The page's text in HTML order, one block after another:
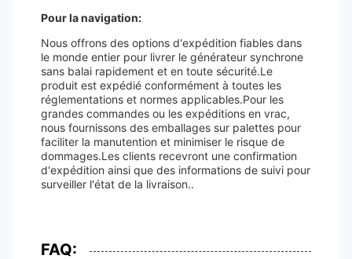
Pour la navigation:
Nous offrons des options d'expédition fiables dans
le monde entier pour livrer le générateur synchrone
sans balai rapidement et en toute sécurité.Le
produit est expédié conformément à toutes les
réglementations et normes applicables.Pour les
grandes commandes ou les expéditions en vrac,
nous fournissons des emballages sur palettes pour
faciliter la manutention et minimiser le risque de
dommages.Les clients recevront une confirmation
d'expédition ainsi que des informations de suivi pour
surveiller l'état de la livraison..
FAQ: